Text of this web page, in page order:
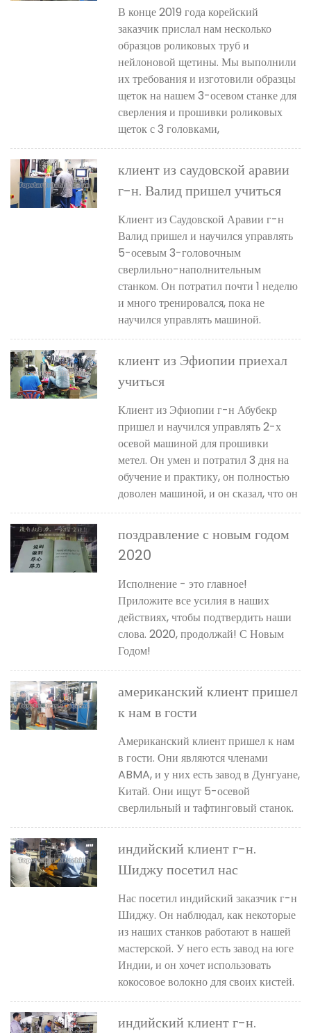
В конце 2019 года корейский
заказчик прислал нам несколько
образцов роликовых труб и
нейлоновой щетины. Мы выполнили
их требования и изготовили образцы
щеток на нашем 3-осевом станке для
сверления и прошивки роликовых
щеток с 3 головками,
клиент из саудовской аравии
г-н. Валид пришел учиться
Клиент из Саудовской Аравии г-н
Валид пришел и научился управлять
5-осевым 3-головочным
сверлильно-наполнительным
станком. Он потратил почти 1 неделю
и много тренировался, пока не
научился управлять машиной.
клиент из Эфиопии приехал
учиться
Клиент из Эфиопии г-н Абубекр
пришел и научился управлять 2-х
осевой машиной для прошивки
метел. Он умен и потратил 3 дня на
обучение и практику, он полностью
доволен машиной, и он сказал, что он
поздравление с новым годом
2020
Исполнение - это главное!
Приложите все усилия в наших
действиях, чтобы подтвердить наши
слова. 2020, продолжай! С Новым
Годом!
американский клиент пришел
к нам в гости
Американский клиент пришел к нам
в гости. Они являются членами
ABMA, и у них есть завод в Дунгуане,
Китай. Они ищут 5-осевой
сверлильный и тафтинговый станок.
индийский клиент г-н.
Шиджу посетил нас
Нас посетил индийский заказчик г-н
Шиджу. Он наблюдал, как некоторые
из наших станков работают в нашей
мастерской. У него есть завод на юге
Индии, и он хочет использовать
кокосовое волокно для своих кистей.
индийский клиент г-н.